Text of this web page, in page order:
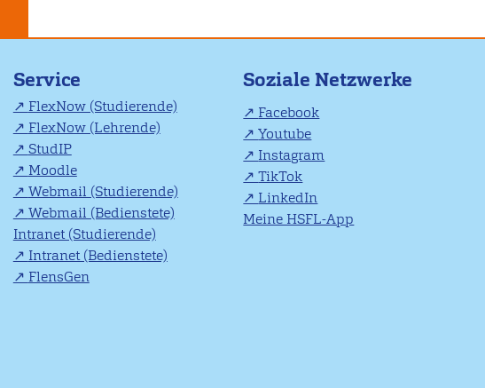
Service
FlexNow (Studierende)
FlexNow (Lehrende)
StudIP
Moodle
Webmail (Studierende)
Webmail (Bedienstete)
Intranet (Studierende)
Intranet (Bedienstete)
FlensGen
Soziale Netzwerke
Facebook
Youtube
Instagram
TikTok
LinkedIn
Meine HSFL-App